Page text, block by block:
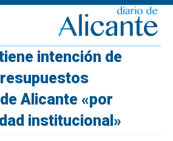
intención de
Alicante «por
institucional»